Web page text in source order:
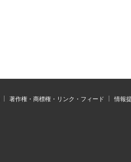
著作権・商標権・リンク・フィード
情報